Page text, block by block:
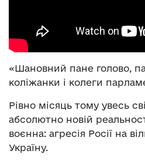
«Шановний пане голово,
коліжанки і колеги
Рівно місяць тому увесь
абсолютно новій
воєнна: агресія Росії на
Україну.